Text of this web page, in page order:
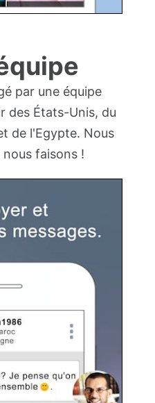
par une équipe
des États-Unis, du
de l'Egypte. Nous
faisons !